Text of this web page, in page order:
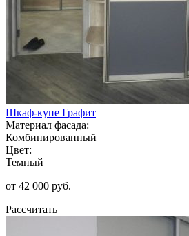
Шкаф-купе Графит
Материал фасада:
Комбинированный
Цвет:
Темный
от 42 000 руб.
Рассчитать